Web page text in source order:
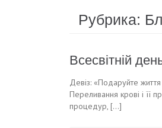
Рубрика:
Всесвітній
Девіз: «Подаруйте
Переливання крові і її
процедур, […]